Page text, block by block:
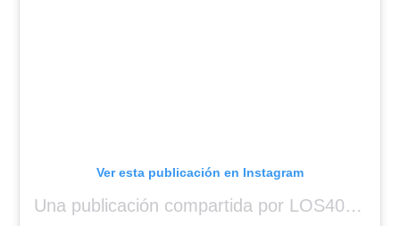
Ver esta publicación en Instagram
Una publicación compartida por LOS40 Panamá (@los40panama)